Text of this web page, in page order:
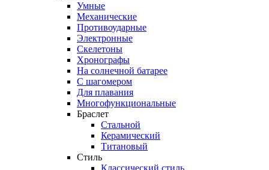
Умные
Механические
Противоударные
Электронные
Скелетоны
Хронографы
На солнечной батарее
С шагомером
Для плавания
Многофункциональные
Браслет
Стальной
Керамический
Титановый
Стиль
Классический стиль